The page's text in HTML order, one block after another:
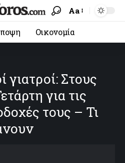
Aa
Οικονομία
γιατροί: Στους
για τις
τους – Τι